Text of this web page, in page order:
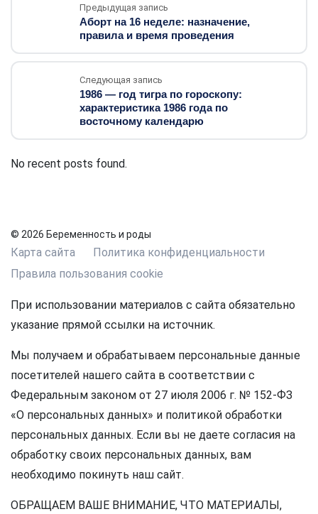
Предыдущая запись
Аборт на 16 неделе: назначение,
правила и время проведения
Следующая запись
1986 — год тигра по гороскопу:
характеристика 1986 года по
восточному календарю
No recent posts found.
© 2026 Беременность и роды
Карта сайта
Политика конфиденциальности
Правила пользования cookie
При использовании материалов с сайта обязательно
указание прямой ссылки на источник.
Мы получаем и обрабатываем персональные данные
посетителей нашего сайта в соответствии с
Федеральным законом от 27 июля 2006 г. № 152-ФЗ
«О персональных данных» и политикой обработки
персональных данных. Если вы не даете согласия на
обработку своих персональных данных, вам
необходимо покинуть наш сайт.
ОБРАЩАЕМ ВАШЕ ВНИМАНИЕ, ЧТО МАТЕРИАЛЫ,